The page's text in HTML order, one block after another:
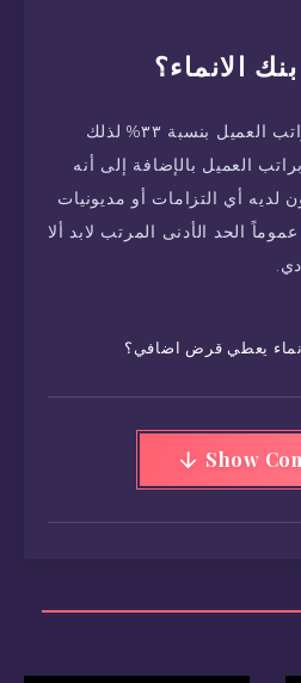
الانماء؟
يتم الخصم مباشرة من راتب العميل بنسبة ٣٣% لذلك
العميل بالإضافة إلى أنه
لديه أي التزامات أو مديونيات
الحد الأدنى المرتب لابد ألا
يعطي قرض اضافي؟
Show